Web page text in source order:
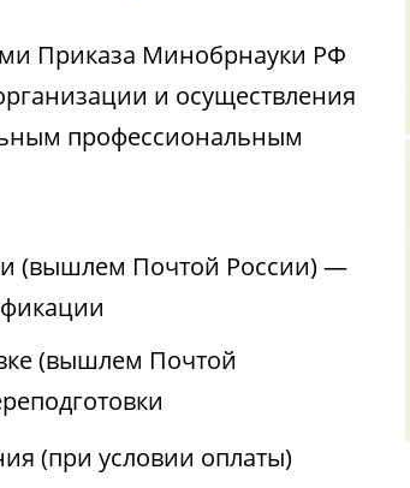
Приказа Минобрнауки РФ
и осуществления
профессиональным
(вышлем Почтой России) —
(вышлем Почтой
(при условии оплаты)